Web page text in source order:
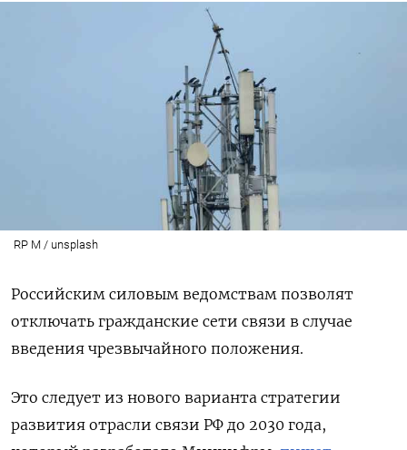
RP M / unsplash
Российским силовым ведомствам позволят
отключать гражданские сети связи в случае
введения чрезвычайного положения.
Это следует из нового варианта стратегии
развития отрасли связи РФ до 2030 года,